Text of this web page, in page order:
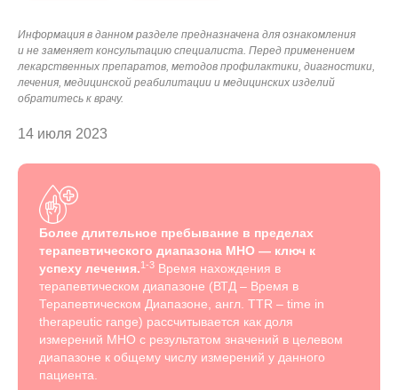
Информация в данном разделе предназначена для ознакомления
и не заменяет консультацию специалиста. Перед применением
лекарственных препаратов, методов профилактики, диагностики,
лечения, медицинской реабилитации и медицинских изделий
обратитесь к врачу.
14 июля 2023
Более длительное пребывание в пределах
терапевтического диапазона МНО — ключ к
успеху лечения.1-3 Время нахождения в
терапевтическом диапазоне (ВТД – Время в
Терапевтическом Диапазоне, англ. TTR – time in
therapeutic range) рассчитывается как доля
измерений МНО с результатом значений в целевом
диапазоне к общему числу измерений у данного
пациента.